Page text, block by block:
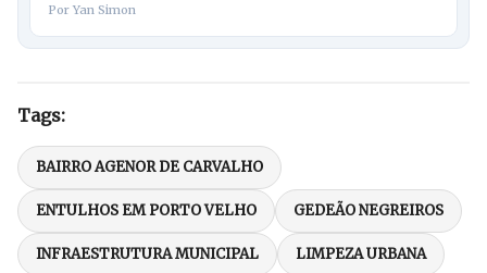
Por Yan Simon
Tags:
BAIRRO AGENOR DE CARVALHO
ENTULHOS EM PORTO VELHO GEDEÃO NEGREIROS
INFRAESTRUTURA MUNICIPAL LIMPEZA URBANA